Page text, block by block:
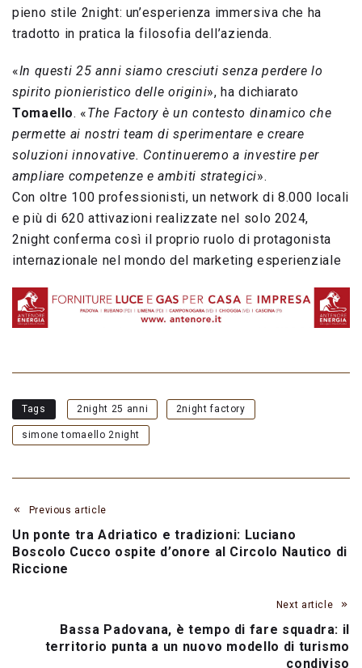
pieno stile 2night: un’esperienza immersiva che ha
tradotto in pratica la filosofia dell’azienda.
«In questi 25 anni siamo cresciuti senza perdere lo
spirito pionieristico delle origini», ha dichiarato
Tomaello. «The Factory è un contesto dinamico che
permette ai nostri team di sperimentare e creare
soluzioni innovative. Continueremo a investire per
ampliare competenze e ambiti strategici».
Con oltre 100 professionisti, un network di 8.000 locali
e più di 620 attivazioni realizzate nel solo 2024,
2night conferma così il proprio ruolo di protagonista
internazionale nel mondo del marketing esperienziale
Tags 2night 25 anni 2night factory
simone tomaello 2night
Previous article
Un ponte tra Adriatico e tradizioni: Luciano
Boscolo Cucco ospite d’onore al Circolo Nautico di
Riccione
Next article
Bassa Padovana, è tempo di fare squadra: il
territorio punta a un nuovo modello di turismo
condiviso